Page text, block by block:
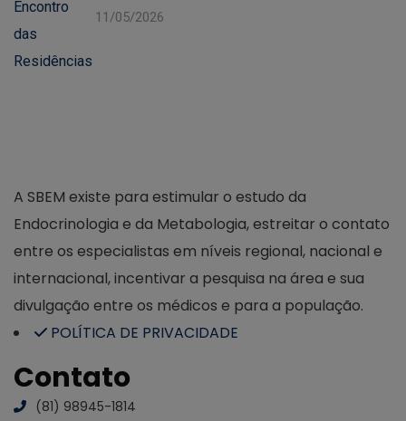
11/05/2026
A SBEM existe para estimular o estudo da
Endocrinologia e da Metabologia, estreitar o contato
entre os especialistas em níveis regional, nacional e
internacional, incentivar a pesquisa na área e sua
divulgação entre os médicos e para a população.
POLÍTICA DE PRIVACIDADE
Contato
(81) 98945-1814